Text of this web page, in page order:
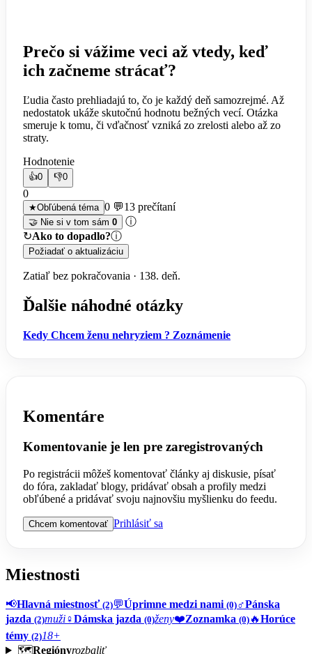
Prečo si vážime veci až vtedy, keď
ich začneme strácať?
Ľudia často prehliadajú to, čo je každý deň samozrejmé. Až
nedostatok ukáže skutočnú hodnotu bežných vecí. Otázka
smeruje k tomu, či vďačnosť vzniká zo zrelosti alebo až zo
straty.
Hodnotenie
👍0 👎0
0
★Obľúbená téma 0 💬13 prečítaní
🤝 Nie si v tom sám 0
ⓘ
↻Ako to dopadlo?ⓘ
Požiadať o aktualizáciu
Zatiaľ bez pokračovania · 138. deň.
Ďalšie náhodné otázky
Kedy Chcem ženu nehryziem ? Zoznámenie
Komentáre
Komentovanie je len pre zaregistrovaných
Po registrácii môžeš komentovať články aj diskusie, písať
do fóra, zakladať blogy, pridávať obsah a profily medzi
obľúbené a pridávať svoju najnovšiu myšlienku do feedu.
Chcem komentovať Prihlásiť sa
Miestnosti
📢Hlavná miestnosť (2)💬Úprimne medzi nami (0)♂️Pánska
jazda (2)muži♀️Dámska jazda (0)ženy❤️Zoznamka (0) 🔥Horúce
témy (2)18+
🗺️Regiónyrozbaliť